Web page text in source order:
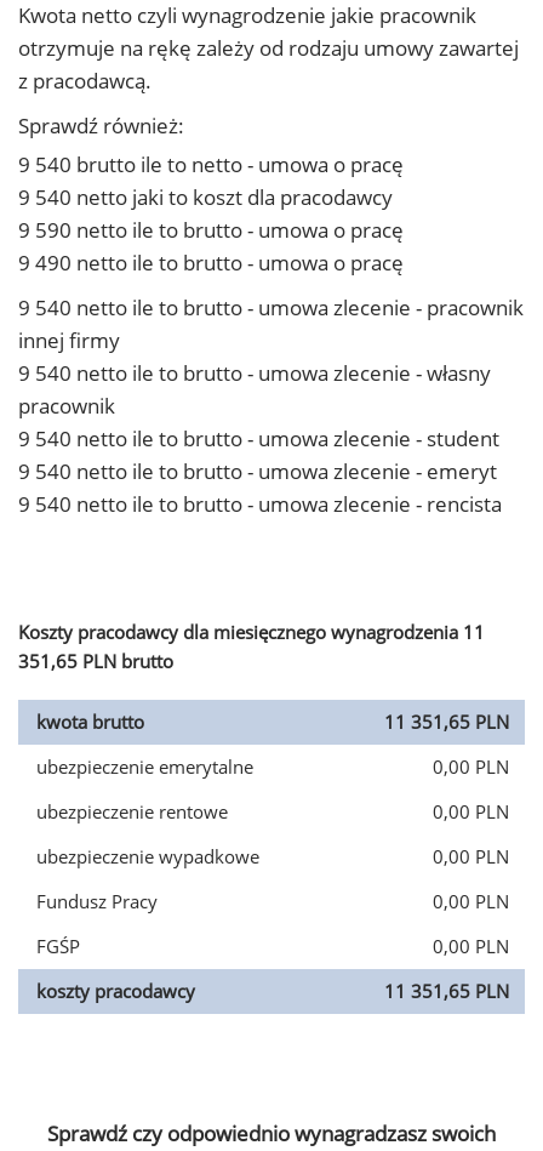
Kwota netto czyli wynagrodzenie jakie pracownik
otrzymuje na rękę zależy od rodzaju umowy zawartej
z pracodawcą.
Sprawdź również:
9 540 brutto ile to netto - umowa o pracę
9 540 netto jaki to koszt dla pracodawcy
9 590 netto ile to brutto - umowa o pracę
9 490 netto ile to brutto - umowa o pracę
9 540 netto ile to brutto - umowa zlecenie - pracownik
innej firmy
9 540 netto ile to brutto - umowa zlecenie - własny
pracownik
9 540 netto ile to brutto - umowa zlecenie - student
9 540 netto ile to brutto - umowa zlecenie - emeryt
9 540 netto ile to brutto - umowa zlecenie - rencista
Koszty pracodawcy dla miesięcznego wynagrodzenia 11
351,65 PLN brutto
kwota brutto
11 351,65 PLN
ubezpieczenie emerytalne
0,00 PLN
ubezpieczenie rentowe
0,00 PLN
ubezpieczenie wypadkowe
0,00 PLN
Fundusz Pracy
0,00 PLN
FGŚP
0,00 PLN
koszty pracodawcy
11 351,65 PLN
Sprawdź czy odpowiednio wynagradzasz swoich